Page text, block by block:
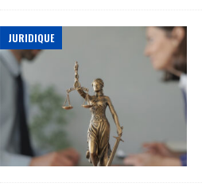
JURIDIQUE